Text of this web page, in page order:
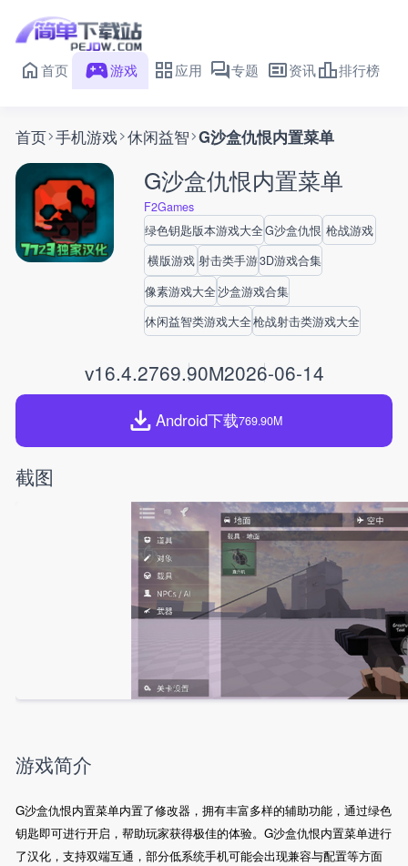
首页 游戏 应用 专题 资讯 排行榜
首页 手机游戏 休闲益智 G沙盒仇恨内置菜单
G沙盒仇恨内置菜单
F2Games
绿色钥匙版本游戏大全G沙盒仇恨 枪战游戏
横版游戏 射击类手游3D游戏合集
像素游戏大全沙盒游戏合集
休闲益智类游戏大全枪战射击类游戏大全
v16.4.2769.90M2026-06-14
Android下载769.90M
截图
游戏简介
G沙盒仇恨内置菜单内置了修改器，拥有丰富多样的辅助功能，通过绿色
钥匙即可进行开启，帮助玩家获得极佳的体验。G沙盒仇恨内置菜单进行
了汉化，支持双端互通，部分低系统手机可能会出现兼容与配置等方面